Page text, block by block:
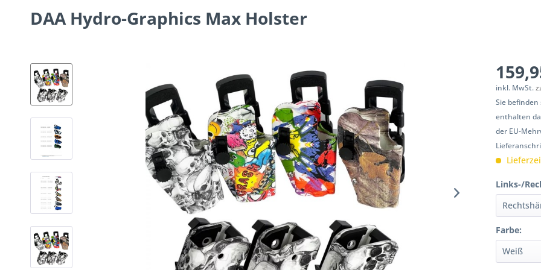
DAA Hydro-Graphics Max Holster
inkl. MwSt.
Sie
enthalten
der EU-
Links-/
Farbe: